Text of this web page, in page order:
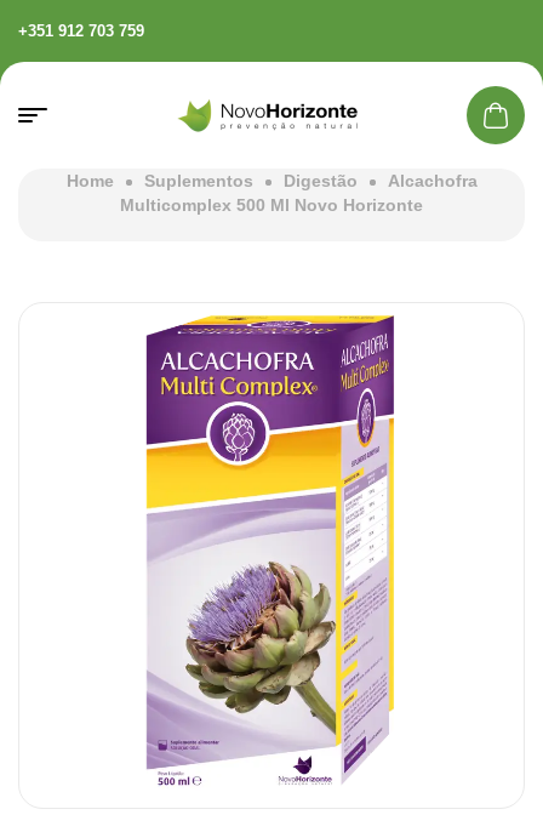
+351 912 703 759
Home Suplementos Digestão
Alcachofra
Multicomplex 500 Ml Novo Horizonte